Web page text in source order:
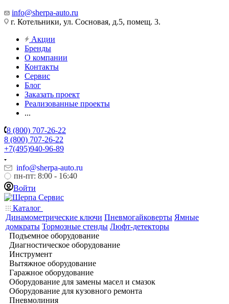
info@sherpa-auto.ru
г. Котельники, ул. Сосновая, д.5, помещ. 3.
Акции
Бренды
О компании
Контакты
Сервис
Блог
Заказать проект
Реализованные проекты
...
8 (800) 707-26-22
8 (800) 707-26-22
+7(495)940-96-89
info@sherpa-auto.ru
пн-пт: 8:00 - 16:40
Войти
Каталог
Динамометрические ключи Пневмогайковерты Ямные
домкраты Тормозные стенды Люфт-детекторы
Подъемное оборудование
Диагностическое оборудование
Инструмент
Вытяжное оборудование
Гаражное оборудование
Оборудование для замены масел и смазок
Оборудование для кузовного ремонта
Пневмолиния